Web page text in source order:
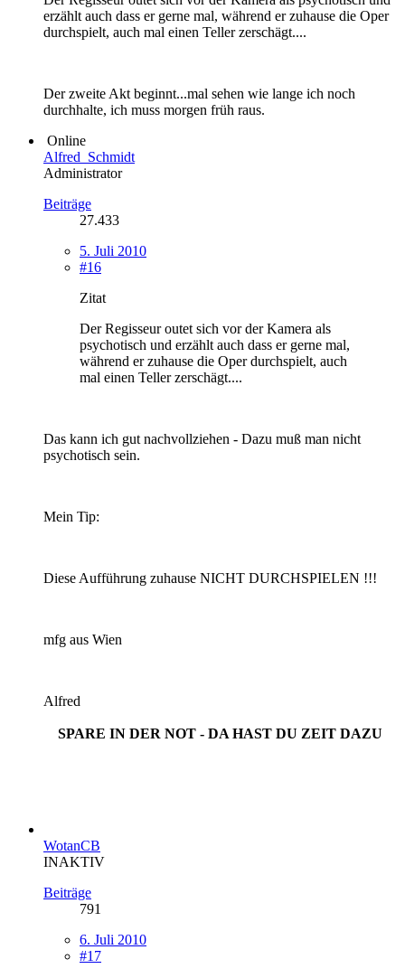
erzählt auch dass er gerne mal, während er zuhause die Oper
durchspielt, auch mal einen Teller zerschägt....
Der zweite Akt beginnt...mal sehen wie lange ich noch
durchhalte, ich muss morgen früh raus.
Online
Alfred_Schmidt
Administrator
Beiträge
27.433
5. Juli 2010
#16
Zitat
Der Regisseur outet sich vor der Kamera als
psychotisch und erzählt auch dass er gerne mal,
während er zuhause die Oper durchspielt, auch
mal einen Teller zerschägt....
Das kann ich gut nachvollziehen - Dazu muß man nicht
psychotisch sein.
Mein Tip:
Diese Aufführung zuhause NICHT DURCHSPIELEN !!!
mfg aus Wien
Alfred
SPARE IN DER NOT - DA HAST DU ZEIT DAZU
WotanCB
INAKTIV
Beiträge
791
6. Juli 2010
#17